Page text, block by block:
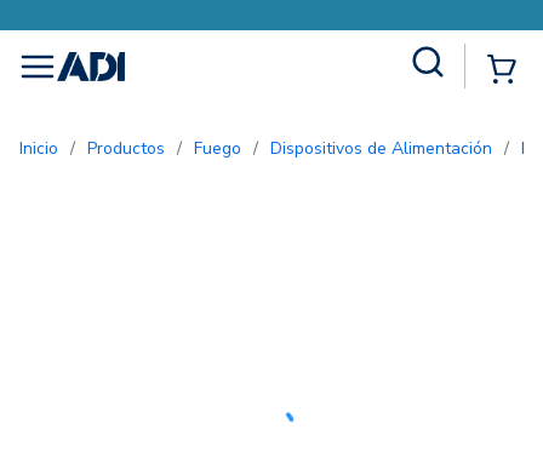
menu
Inicio / Productos / Fuego / Dispositivos de Alimentación /